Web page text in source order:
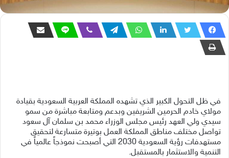
في ظل التحول الكبير الذي تشهده المملكة العربية السعودية بقيادة
مولاي خادم الحرمين الشريفين وبدعم ومتابعة مباشرة من سمو
سيدي ولي العهد رئيس مجلس الوزراء محمد بن سلمان آل سعود
تواصل مختلف مناطق المملكة العمل بوتيرة متسارعة لتحقيق
مستهدفات رؤية السعودية 2030 التي أصبحت نموذجاً عالمياً في
التنمية والاستثمار بالمستقبل.